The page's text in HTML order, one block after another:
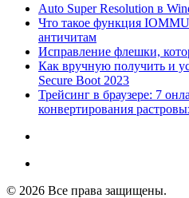
Auto Super Resolution в
Что такое функция
античитам
Исправление флешки,
Как вручную получить и
Secure Boot 2023
Трейсинг в браузере: 7
конвертирования
© 2026 Все права защищены.